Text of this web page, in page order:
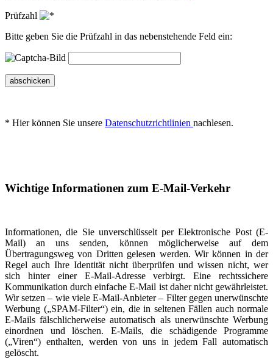
Prüfzahl
Bitte geben Sie die Prüfzahl in das nebenstehende Feld ein:
abschicken
* Hier können Sie unsere Datenschutzrichtlinien nachlesen.
Wichtige Informationen zum E-Mail-Verkehr
Informationen, die Sie unverschlüsselt per Elektronische Post (E-
Mail) an uns senden, können möglicherweise auf dem
Übertragungsweg von Dritten gelesen werden. Wir können in der
Regel auch Ihre Identität nicht überprüfen und wissen nicht, wer
sich hinter einer E-Mail-Adresse verbirgt. Eine rechtssichere
Kommunikation durch einfache E-Mail ist daher nicht gewährleistet.
Wir setzen – wie viele E-Mail-Anbieter – Filter gegen unerwünschte
Werbung („SPAM-Filter“) ein, die in seltenen Fällen auch normale
E-Mails fälschlicherweise automatisch als unerwünschte Werbung
einordnen und löschen. E-Mails, die schädigende Programme
(„Viren“) enthalten, werden von uns in jedem Fall automatisch
gelöscht.